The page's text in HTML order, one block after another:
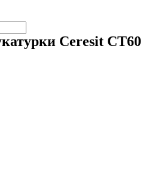
Ceresit CT60